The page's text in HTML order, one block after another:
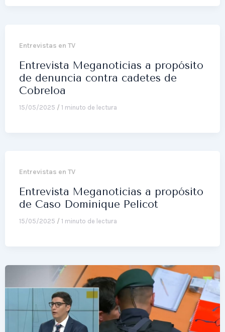
Entrevistas en TV
Entrevista Meganoticias a propósito
de denuncia contra cadetes de
Cobreloa
15/05/2025 / 1 minuto de lectura
Entrevistas en TV
Entrevista Meganoticias a propósito
de Caso Dominique Pelicot
15/05/2025 / 1 minuto de lectura